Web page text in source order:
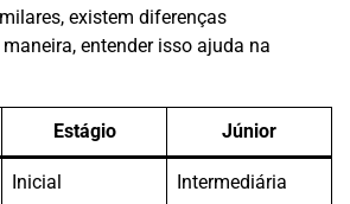
existem diferenças
entender isso ajuda na
Estágio Júnior
Inicial Intermediária